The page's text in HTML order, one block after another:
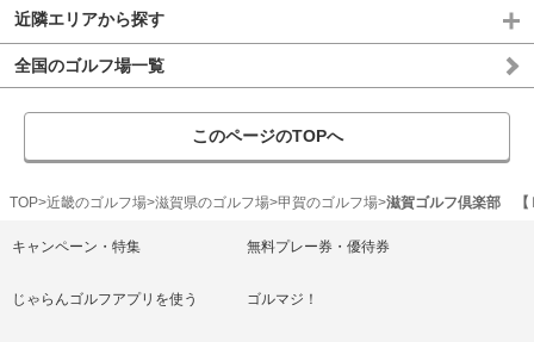
近隣エリアから探す
全国のゴルフ場一覧
このページのTOPへ
TOP 近畿のゴルフ場 滋賀県のゴルフ場 甲賀のゴルフ場 滋賀ゴルフ倶楽部 【
キャンペーン・特集 無料プレー券・優待券
じゃらんゴルフアプリを使う ゴルマジ！